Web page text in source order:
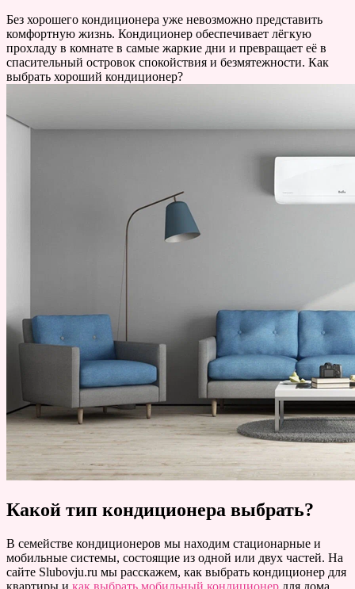
Без хорошего кондиционера уже невозможно представить
комфортную жизнь. Кондиционер обеспечивает лёгкую
прохладу в комнате в самые жаркие дни и превращает её в
спасительный островок спокойствия и безмятежности. Как
выбрать хороший кондиционер?
Какой тип кондиционера выбрать?
В семействе кондиционеров мы находим стационарные и
мобильные системы, состоящие из одной или двух частей. На
сайте Slubovju.ru мы расскажем, как выбрать кондиционер для
квартиры и как выбрать мобильный кондиционер для дома.